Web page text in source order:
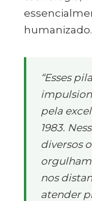
humanizado.
“Esses
pela
1983.
diversos
nos
atender